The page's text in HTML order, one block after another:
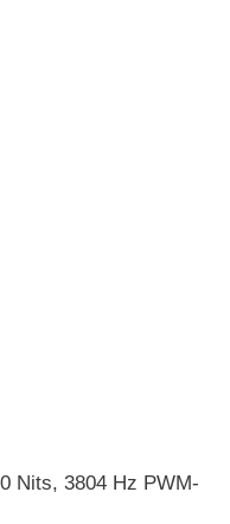
Nits, 3804 Hz PWM-